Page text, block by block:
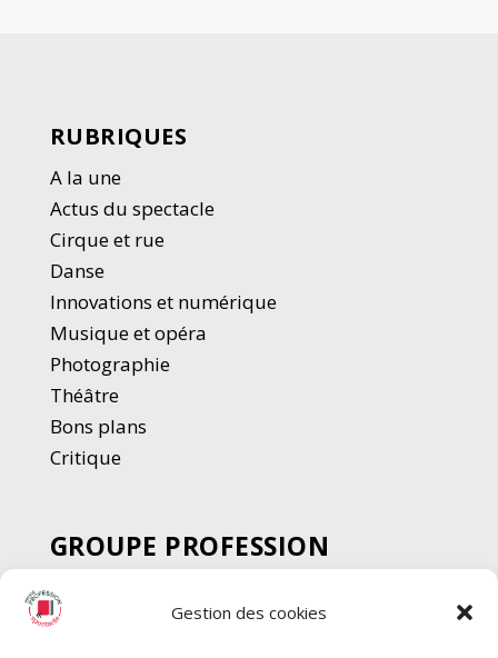
Gestion des cookies
RUBRIQUES
A la une
Actus du spectacle
Cirque et rue
Danse
Innovations et numérique
Musique et opéra
Photographie
Théâtre
Bons plans
Critique
GROUPE PROFESSION
SPECTACLE
Chèque Intermittents